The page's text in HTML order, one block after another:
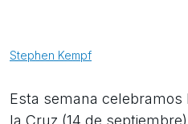
Stephen Kempf
Esta semana celebramos
la Cruz (14 de